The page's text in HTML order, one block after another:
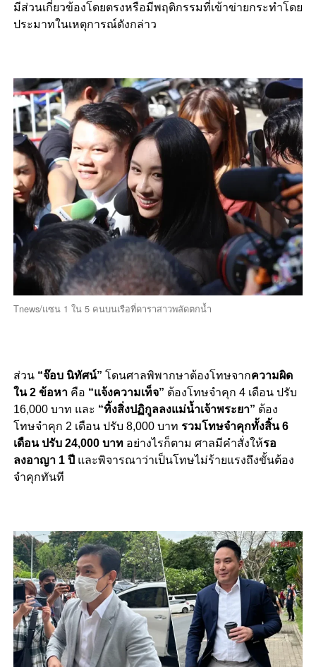
มีส่วนเกี่ยวข้องโดยตรงหรือมีพฤติกรรมที่เข้าข่ายกระทำโดย
ประมาทในเหตุการณ์ดังกล่าว
Tnews/แซน 1 ใน 5 คนบนเรือที่ดาราสาวพลัดตกน้ำ
ส่วน “จ๊อบ นิทัศน์” โดนศาลพิพากษาต้องโทษจากความผิด
ใน 2 ข้อหาคือ “แจ้งความเท็จ” ต้องโทษจำคุก 4 เดือน ปรับ
16,000 บาท และ “ทิ้งสิ่งปฏิกูลลงแม่น้ำเจ้าพระยา” ต้อง
โทษจำคุก 2 เดือน ปรับ 8,000 บาท รวมโทษจำคุกทั้งสิ้น 6
เดือน ปรับ 24,000 บาทอย่างไรก็ตาม ศาลมีคำสั่งให้รอ
ลงอาญา 1 ปี และพิจารณาว่าเป็นโทษไม่ร้ายแรงถึงขั้นต้อง
จำคุกทันที